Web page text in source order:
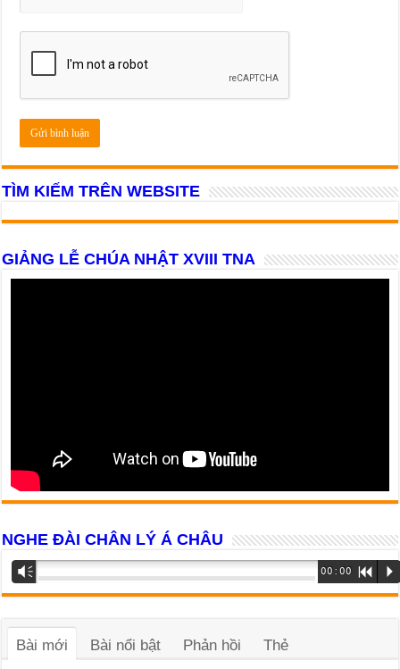
TÌM KIẾM TRÊN WEBSITE
GIẢNG LỄ CHÚA NHẬT XVIII TNA
NGHE ĐÀI CHÂN LÝ Á CHÂU
Trình
phát
âm
Vm 00:00 R P
Bài mới Bài nổi bật Phản hồi Thẻ